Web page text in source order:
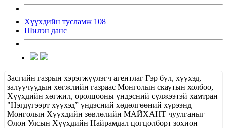
Хүүхдийн тусламж 108
Шилэн данс
Засгийн газрын хэрэгжүүлэгч агентлаг Гэр бүл, хүүхэд,
залуучуудын хөгжлийн газраас Монголын скаутын холбоо,
Хүүхдийн хөгжил, оролцооны үндэсний сүлжээтэй хамтран
"Нэгдүгээрт хүүхэд” үндэсний хөдөлгөөний хүрээнд
Монголын Хүүхдийн зөвлөлийн МАЙХАНТ чуулганыг
Олон Улсын Хүүхдийн Найрамдал цогцолборт зохион